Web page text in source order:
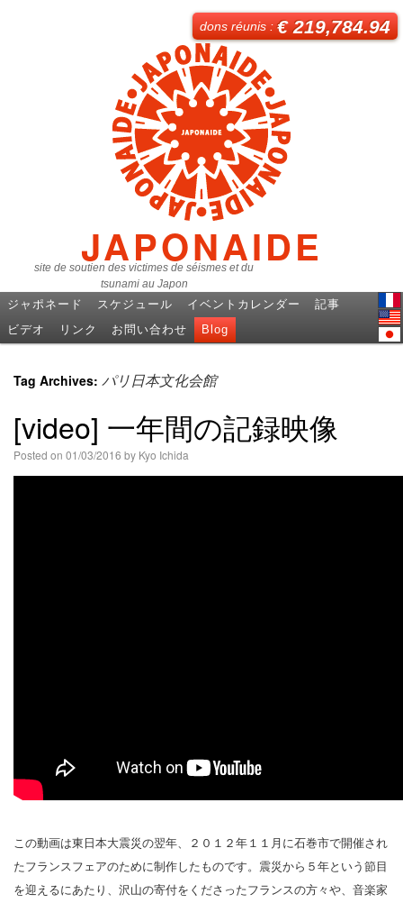
JAPONAIDE
site de soutien des victimes de séismes et du
tsunami au Japon
dons réunis :€ 219,784.94
ジャポネード スケジュール イベントカレンダー
記事
ビデオ
リンク お問い合わせ Blog
Tag Archives: パリ日本文化会館
[video] 一年間の記録映像
Posted on 01/03/2016 by Kyo Ichida
この動画は東日本大震災の翌年、２０１２年１１月に石巻市で開催され
たフランスフェアのために制作したものです。震災から５年という節目
を迎えるにあたり、沢山の寄付をくださったフランスの方々や、音楽家